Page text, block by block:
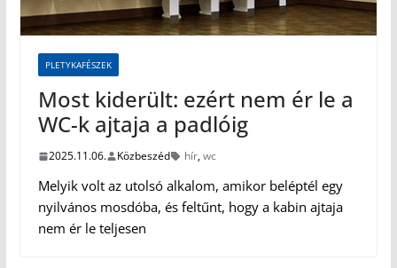
PLETYKAFÉSZEK
Most kiderült: ezért nem ér le a
WC-k ajtaja a padlóig
2025.11.06. Közbeszéd hír,wc
Melyik volt az utolsó alkalom, amikor beléptél egy
nyilvános mosdóba, és feltűnt, hogy a kabin ajtaja
nem ér le teljesen